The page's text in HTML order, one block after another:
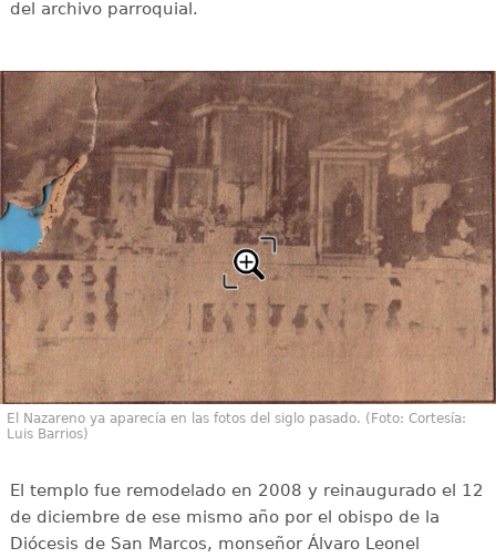
del archivo parroquial.
El Nazareno ya aparecía en las fotos del siglo pasado. (Foto: Cortesía:
Luis Barrios)
El templo fue remodelado en 2008 y reinaugurado el 12
de diciembre de ese mismo año por el obispo de la
Diócesis de San Marcos, monseñor Álvaro Leonel